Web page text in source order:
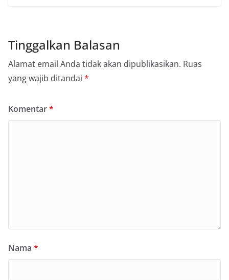
Tinggalkan Balasan
Alamat email Anda tidak akan dipublikasikan. Ruas
yang wajib ditandai *
Komentar*
Nama *